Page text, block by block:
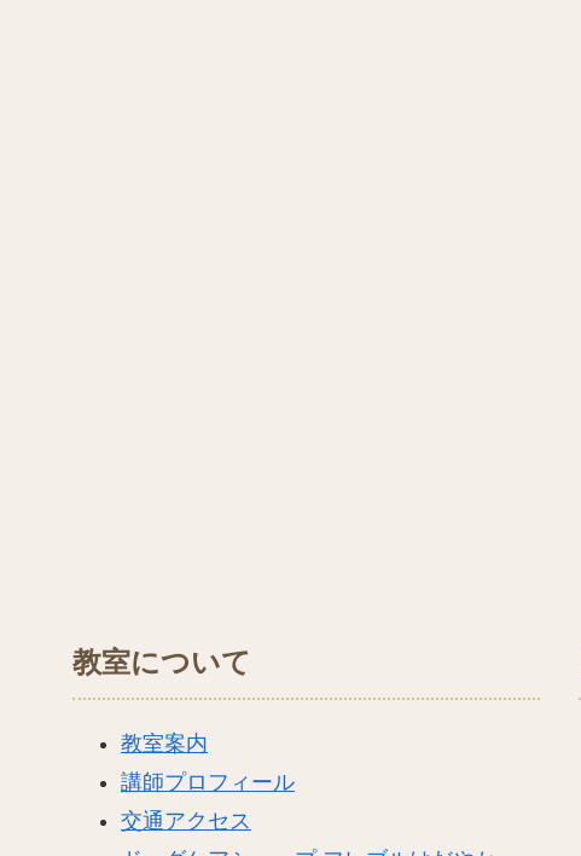
教室について
教室案内
講師プロフィール
交通アクセス